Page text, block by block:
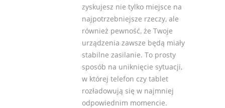
zyskujesz nie tylko miejsce na
najpotrzebniejsze rzeczy, ale
również pewność, że Twoje
urządzenia zawsze będą miały
stabilne zasilanie. To prosty
sposób na uniknięcie sytuacji,
w której telefon czy tablet
rozładowują się w najmniej
odpowiednim momencie.